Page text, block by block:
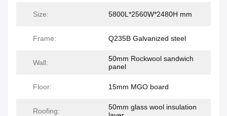
Size: 5800L*2560W*2480H mm
Frame: Q235B Galvanized steel
Wall:
50mm Rockwool sandwich
panel
Floor: 15mm MGO board
Roofing:
50mm glass wool insulation